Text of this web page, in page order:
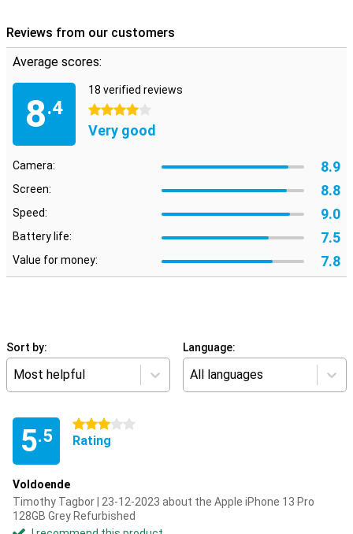
Reviews from our customers
Average scores:
8.4
18 verified reviews
4 stars
Very good
Camera: 8.9
Screen: 8.8
Speed: 9.0
Battery life: 7.5
Value for money: 7.8
Sort by:
Most helpful
Language:
All languages
5.5
3 stars
Rating
Voldoende
Timothy Tagbor | 23-12-2023 about the Apple iPhone 13 Pro
128GB Grey Refurbished